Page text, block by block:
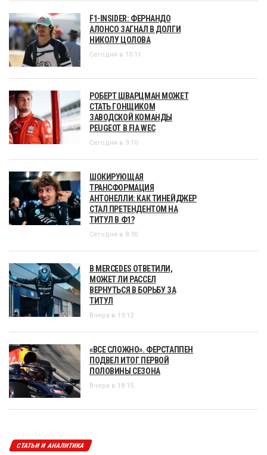
F1-INSIDER: ФЕРНАНДО
АЛОНСО ЗАГНАЛ В ДОЛГИ
НИКОЛУ ЦОЛОВА
Сегодня в 10:11
РОБЕРТ ШВАРЦМАН МОЖЕТ
СТАТЬ ГОНЩИКОМ
ЗАВОДСКОЙ КОМАНДЫ
PEUGEOT В FIA WEC
Сегодня в 9:10
ШОКИРУЮЩАЯ
ТРАНСФОРМАЦИЯ
АНТОНЕЛЛИ: КАК ТИНЕЙДЖЕР
СТАЛ ПРЕТЕНДЕНТОМ НА
ТИТУЛ В Ф1?
Сегодня в 8:30
В MERCEDES ОТВЕТИЛИ,
МОЖЕТ ЛИ РАССЕЛ
ВЕРНУТЬСЯ В БОРЬБУ ЗА
ТИТУЛ
Вчера в 19:12
«ВСЕ СЛОЖНО». ФЕРСТАППЕН
ПОДВЕЛ ИТОГ ПЕРВОЙ
ПОЛОВИНЫ СЕЗОНА
Вчера в 18:15
СТАТЬИ И АНАЛИТИКА